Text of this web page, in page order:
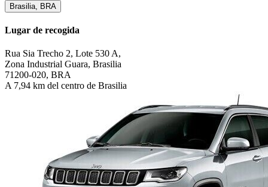
Brasilia, BRA
Lugar de recogida
Rua Sia Trecho 2, Lote 530 A,
Zona Industrial Guara, Brasilia
71200-020, BRA
A 7,94 km del centro de Brasilia